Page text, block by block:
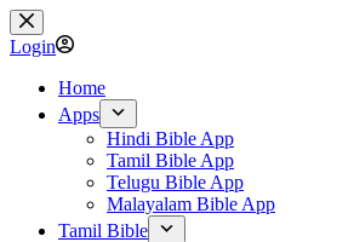
Skip
to
content
Login
Home
Apps
Hindi Bible App
Tamil Bible App
Telugu Bible App
Malayalam Bible App
Tamil Bible